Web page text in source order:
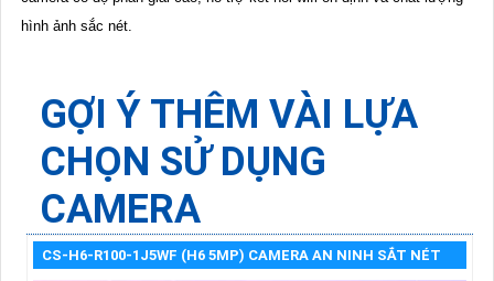
hình ảnh sắc nét.
GỢI Ý THÊM VÀI LỰA
CHỌN SỬ DỤNG
CAMERA
CS-H6-R100-1J5WF (H6 5MP) CAMERA AN NINH SẮT NÉT